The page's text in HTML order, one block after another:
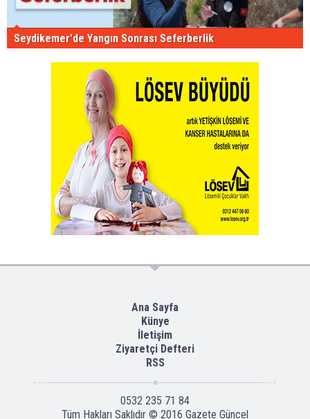
Seydikemer'de Yangın Sonrası Seferberlik
Ana Sayfa
Künye
İletişim
Ziyaretçi Defteri
RSS
0532 235 71 84
Tüm Hakları Saklıdır © 2016 Gazete Güncel